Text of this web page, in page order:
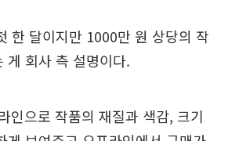
한 달이지만 1000만 원 상당의 작
게 회사 측 설명이다.
인으로 작품의 재질과 색감, 크기